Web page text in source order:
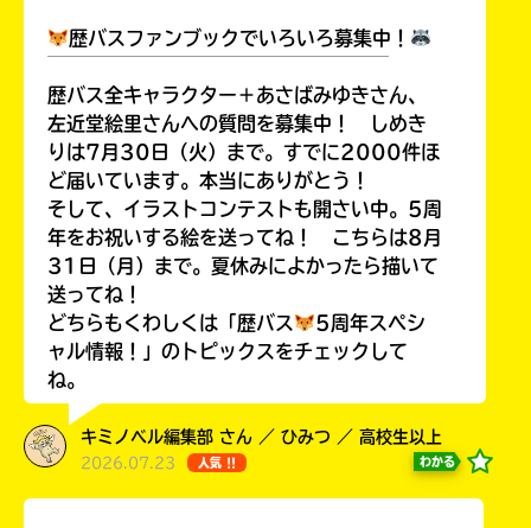
Loading.. .
歴バスファンブックでいろいろ募集中！
歴バス全キャラクター＋あさばみゆきさん、
左近堂絵里さんへの質問を募集中！ しめき
りは7月30日（火）まで。すでに2000件ほ
ど届いています。本当にありがとう！
そして、イラストコンテストも開さい中。5周
年をお祝いする絵を送ってね！ こちらは8月
31日（月）まで。夏休みによかったら描いて
送ってね！
どちらもくわしくは「歴バス
5周年スペシ
ャル情報！」のトピックスをチェックして
ね。
キミノベル編集部 さん ／ ひみつ ／ 高校生以上
2026.07.23 人気 !! わかる
内